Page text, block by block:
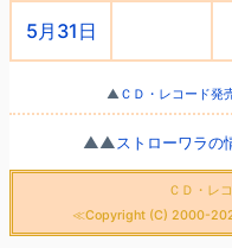
5月31日
▲ＣＤ・レコード発
▲▲ストローワラの
ＣＤ・レ
≪Copyright (C) 2000-